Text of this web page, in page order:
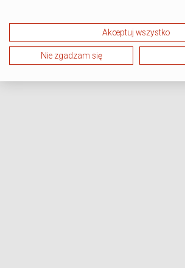
Akceptuj wszystko
Nie zgadzam się